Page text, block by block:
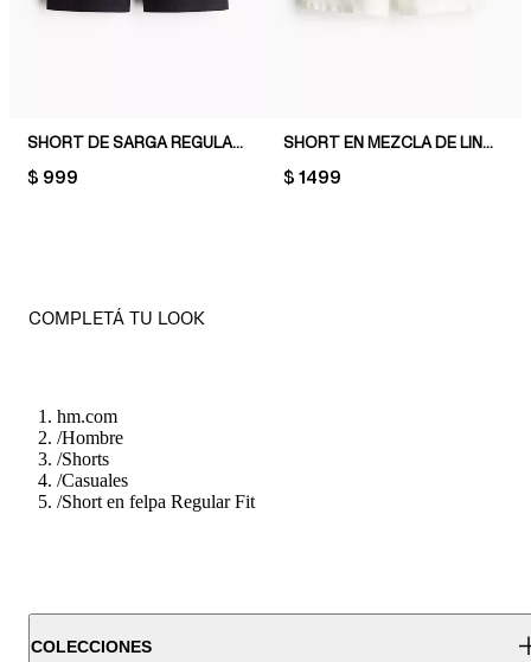
SHORT DE SARGA REGULAR FIT
PRICE:
$ 999
SHORT EN MEZCLA DE LINO RELAXED FIT
PRICE:
$ 1499
COMPLETÁ TU LOOK
hm.com
/Hombre
/Shorts
/Casuales
/Short en felpa Regular Fit
COLECCIONES